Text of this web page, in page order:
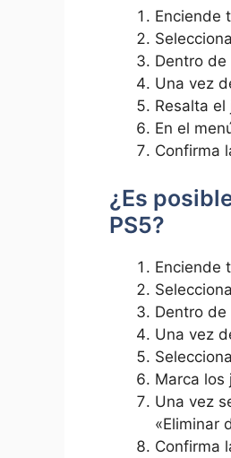
Enciende
Dentro
Una vez
Resalta
En el
Confirma
¿Es
PS5?
Enciende
Dentro
Una vez
Marca‍ los
Una vez
«Eliminar‌
Confirma